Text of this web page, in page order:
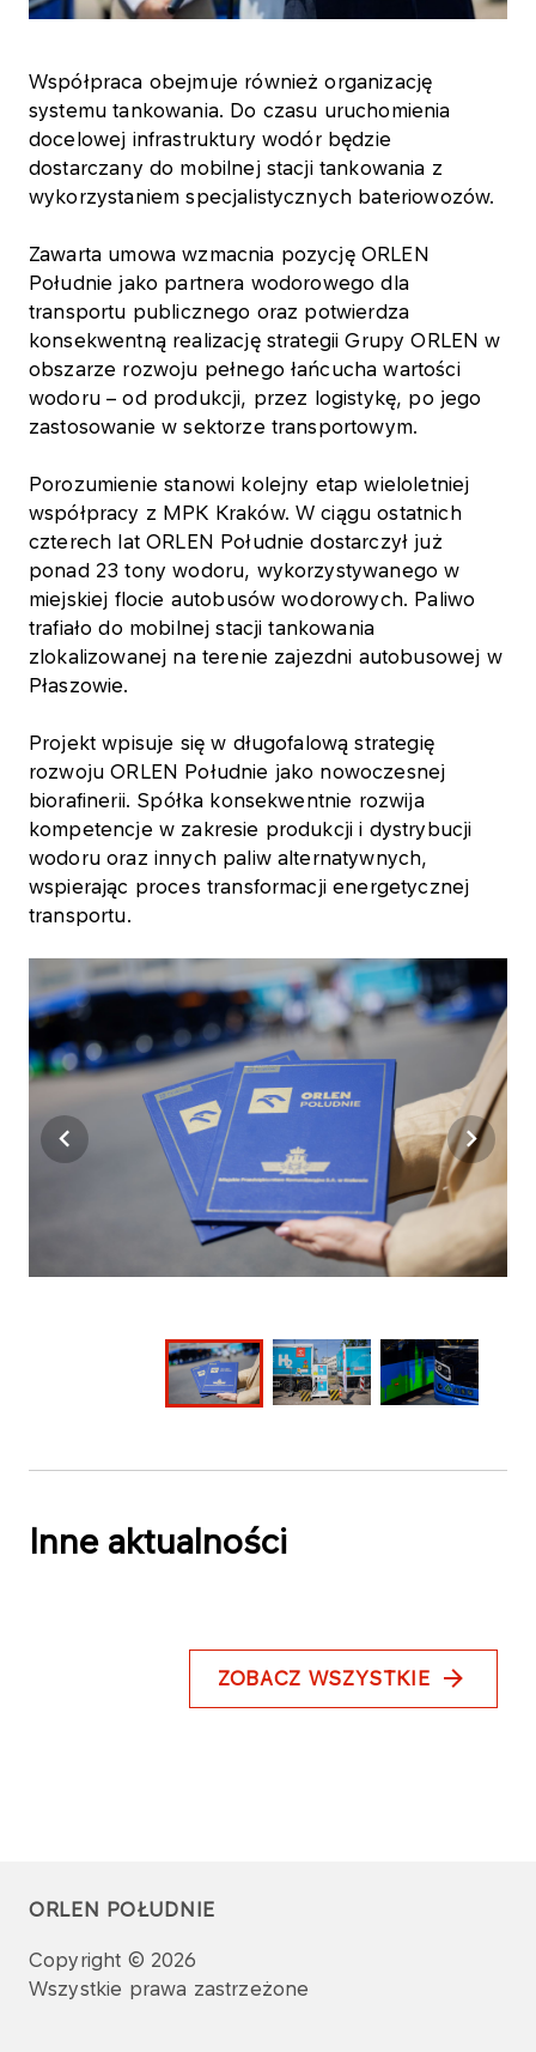
Współpraca obejmuje również organizację
systemu tankowania. Do czasu uruchomienia
docelowej infrastruktury wodór będzie
dostarczany do mobilnej stacji tankowania z
wykorzystaniem specjalistycznych bateriowozów.
Zawarta umowa wzmacnia pozycję ORLEN
Południe jako partnera wodorowego dla
transportu publicznego oraz potwierdza
konsekwentną realizację strategii Grupy ORLEN w
obszarze rozwoju pełnego łańcucha wartości
wodoru – od produkcji, przez logistykę, po jego
zastosowanie w sektorze transportowym.
Porozumienie stanowi kolejny etap wieloletniej
współpracy z MPK Kraków. W ciągu ostatnich
czterech lat ORLEN Południe dostarczył już
ponad 23 tony wodoru, wykorzystywanego w
miejskiej flocie autobusów wodorowych. Paliwo
trafiało do mobilnej stacji tankowania
zlokalizowanej na terenie zajezdni autobusowej w
Płaszowie.
Projekt wpisuje się w długofalową strategię
rozwoju ORLEN Południe jako nowoczesnej
biorafinerii. Spółka konsekwentnie rozwija
kompetencje w zakresie produkcji i dystrybucji
wodoru oraz innych paliw alternatywnych,
wspierając proces transformacji energetycznej
transportu.
Inne aktualności
ZOBACZ WSZYSTKIE
ORLEN POŁUDNIE
Copyright © 2026
Wszystkie prawa zastrzeżone